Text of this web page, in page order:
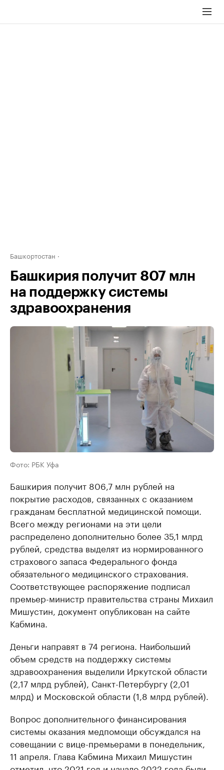
Башкортостан
Башкирия получит 807 млн
на поддержку системы
здравоохранения
Фото: РБК Уфа
Башкирия получит 806,7 млн рублей на
покрытие расходов, связанных с оказанием
гражданам бесплатной медицинской помощи.
Всего между регионами на эти цели
распределено дополнительно более 35,1 млрд
рублей, средства выделят из нормированного
страхового запаса Федерального фонда
обязательного медицинского страхования.
Соответствующее распоряжение подписал
премьер-министр правительства страны Михаил
Мишустин, документ опубликован на сайте
Кабмина.
Деньги направят в 74 региона. Наибольший
объем средств на поддержку системы
здравоохранения выделили Иркутской области
(2,17 млрд рублей), Санкт-Петербургу (2,01
млрд) и Московской области (1,8 млрд рублей).
Вопрос дополнительного финансирования
системы оказания медпомощи обсуждался на
совещании с вице-премьерами в понедельник,
11 апреля. Глава Кабмина Михаил Мишустин